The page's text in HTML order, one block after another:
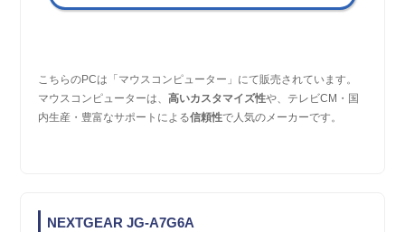
こちらのPCは「マウスコンピューター」にて販売されています。
マウスコンピューターは、高いカスタマイズ性や、テレビCM・国
内生産・豊富なサポートによる信頼性で人気のメーカーです。
NEXTGEAR JG-A7G6A